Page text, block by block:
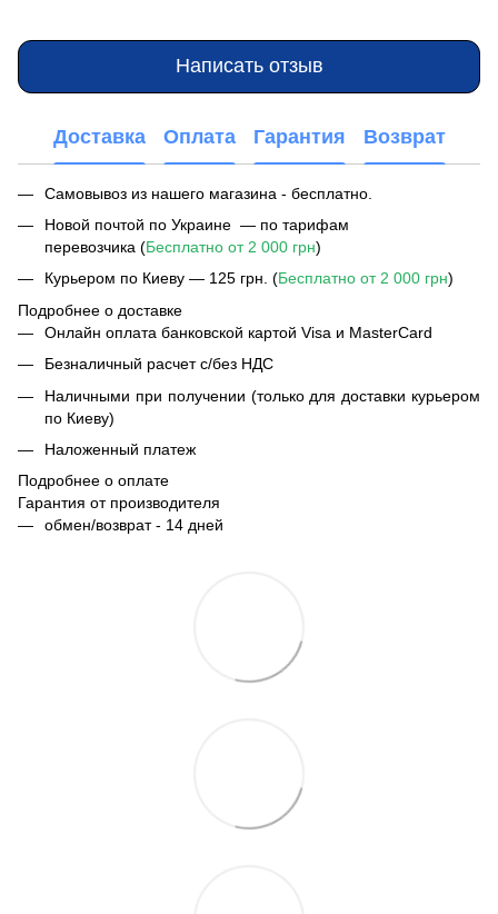
Написать отзыв
Доставка Оплата Гарантия Возврат
Самовывоз из нашего магазина - бесплатно.
Новой почтой по Украине — по тарифам
перевозчика (Бесплатно от 2 000 грн)
Курьером по Киеву — 125 грн. (Бесплатно от 2 000 грн)
Подробнее о доставке
Онлайн оплата банковской картой Visa и MasterCard
Безналичный расчет с/без НДС
Наличными при получении (только для доставки курьером
по Киеву)
Наложенный платеж
Подробнее о оплате
Гарантия от производителя
обмен/возврат - 14 дней